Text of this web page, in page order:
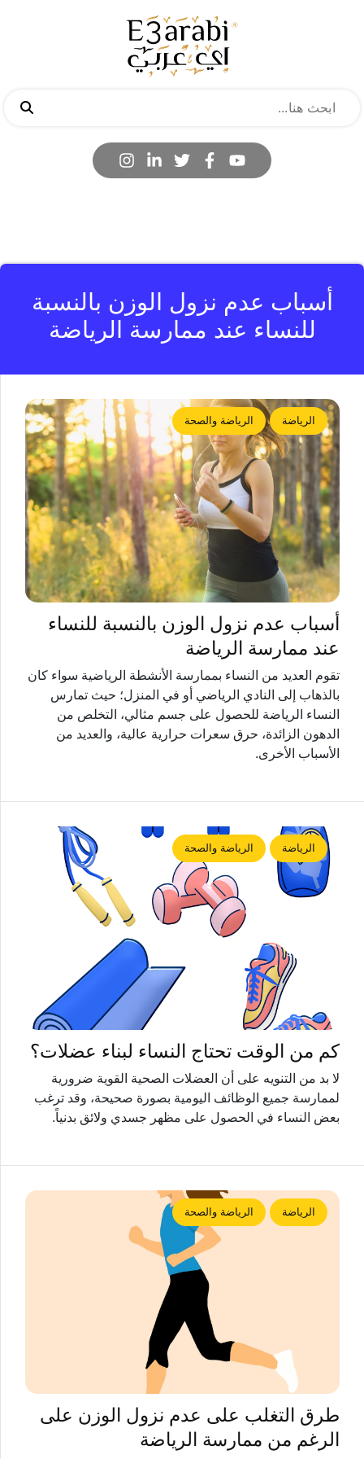
أسباب عدم نزول الوزن بالنسبة
للنساء عند ممارسة الرياضة
الرياضة الرياضة والصحة
أسباب عدم نزول الوزن بالنسبة للنساء
عند ممارسة الرياضة
تقوم العديد من النساء بممارسة الأنشطة الرياضية سواء كان
بالذهاب إلى النادي الرياضي أو في المنزل؛ حيث تمارس
النساء الرياضة للحصول على جسم مثالي، التخلص من
الدهون الزائدة، حرق سعرات حرارية عالية، والعديد من
الأسباب الأخرى.
الرياضة الرياضة والصحة
كم من الوقت تحتاج النساء لبناء عضلات؟
لا بد من التنويه على أن العضلات الصحية القوية ضرورية
لممارسة جميع الوظائف اليومية بصورة صحيحة، وقد ترغب
بعض النساء في الحصول على مظهر جسدي ولائق بدنياً.
الرياضة الرياضة والصحة
طرق التغلب على عدم نزول الوزن على
الرغم من ممارسة الرياضة